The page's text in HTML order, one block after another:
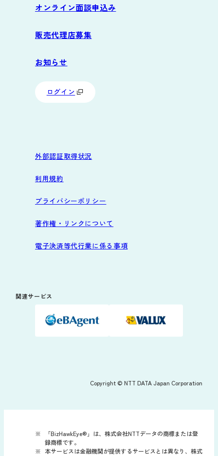
動作環境
オンライン面談申込み
販売代理店募集
お知らせ
ログイン
外部認証取得状況
利用規約
プライバシーポリシー
著作権・リンクについて
電子決済等代行業に係る事項
関連サービス
Copyright © NTT DATA Japan Corporation
「BizHawkEye®」は、株式会社NTTデータの商標または登
録商標です。
本サービスは金融機関が提供するサービスとは異なり、株式